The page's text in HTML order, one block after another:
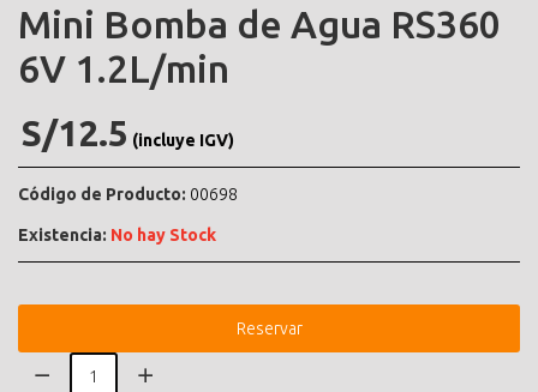
Mini Bomba de Agua RS360
6V 1.2L/min
S/12.5 (incluye IGV)
Código de Producto: 00698
Existencia: No hay Stock
Reservar